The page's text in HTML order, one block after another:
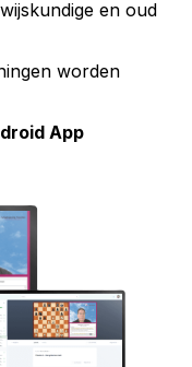
en oud
worden
App